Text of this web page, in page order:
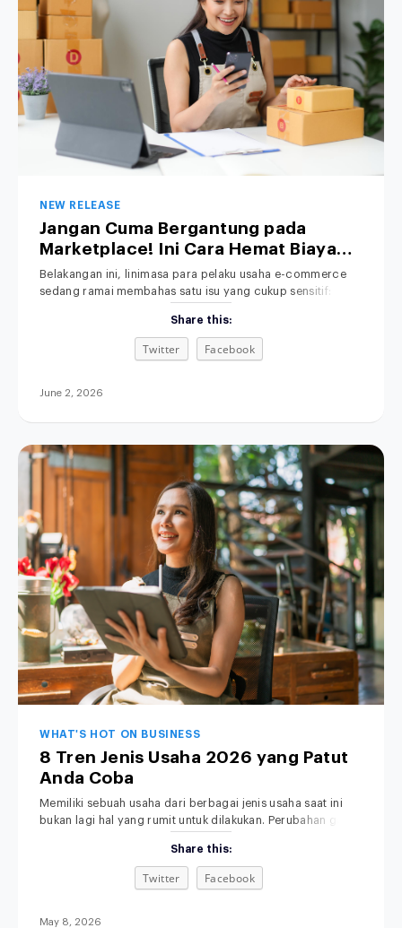
NEW RELEASE
Jangan Cuma Bergantung pada
Marketplace! Ini Cara Hemat Biaya
Operasional Toko Retail Anda
Belakangan ini, linimasa para pelaku usaha e-commerce
sedang ramai membahas satu isu yang cukup sensitif:
retail, kebijakan baru ini jelas memicu kekhawatiran serius.
Bagaimana tidak? Di tengah ketatnya persaingan pasar,
margin keuntungan yang sudah dihitung matang-matang
platform yang
Share this:
Twitter Facebook
June 2, 2026
WHAT'S HOT ON BUSINESS
8 Tren Jenis Usaha 2026 yang Patut
Anda Coba
Memiliki sebuah usaha dari berbagai jenis usaha saat ini
bukan lagi hal yang rumit untuk dilakukan. Perubahan gaya
informasi membuat siapa pun punya kesempatan untuk
memulai bisnis, bahkan dari skala kecil sekalipun.
Menariknya, di tahun 2026, peluang usaha tidak hanya
Share this:
Twitter Facebook
May 8, 2026